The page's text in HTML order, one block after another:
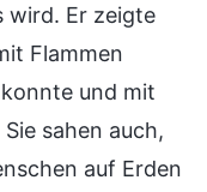
wird. Er zeigte
Flammen
und mit
sahen auch,
auf Erden